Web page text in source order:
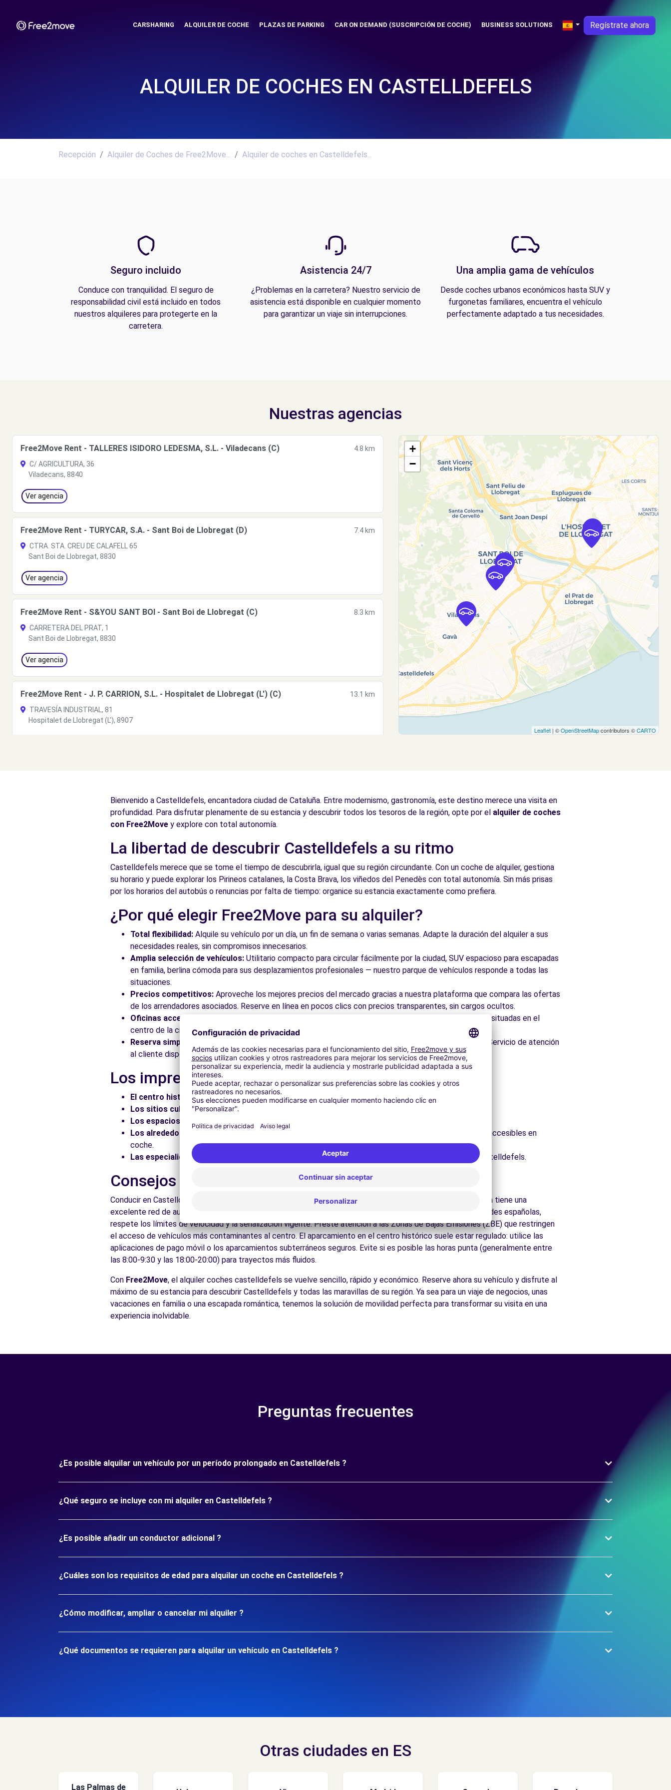
CARSHARING ALQUILER DE COCHE PLAZAS DE PARKING CAR ON DEMAND (SUSCRIPCIÓN DE COCHE) BUSINESS SOLUTIONS Regístrate ahora
ALQUILER DE COCHES EN CASTELLDEFELS
Recepción Alquiler de Coches de Free2Move... Alquiler de coches en Castelldefels...
Seguro incluido
Conduce con tranquilidad. El seguro de
responsabilidad civil está incluido en todos
nuestros alquileres para protegerte en la
carretera.
Asistencia 24/7
¿Problemas en la carretera? Nuestro servicio de
asistencia está disponible en cualquier momento
para garantizar un viaje sin interrupciones.
Una amplia gama de vehículos
Desde coches urbanos económicos hasta SUV y
furgonetas familiares, encuentra el vehículo
perfectamente adaptado a tus necesidades.
Nuestras agencias
Free2Move Rent - TALLERES ISIDORO LEDESMA, S.L. - Viladecans (C)
4.8 km
C/ AGRICULTURA, 36
Viladecans, 8840
Ver agencia
Free2Move Rent - TURYCAR, S.A. - Sant Boi de Llobregat (D)
7.4 km
CTRA. STA. CREU DE CALAFELL 65
Sant Boi de Llobregat, 8830
Ver agencia
Free2Move Rent - S&YOU SANT BOI - Sant Boi de Llobregat (C)
8.3 km
CARRETERA DEL PRAT, 1
Sant Boi de Llobregat, 8830
Ver agencia
Free2Move Rent - J. P. CARRION, S.L. - Hospitalet de Llobregat (L') (C)
13.1 km
TRAVESÍA INDUSTRIAL, 81
Hospitalet de Llobregat (L'), 8907
Hospitalet de Llobregat (L'), 8907
+
−
Leaflet | ©OpenStreetMapcontributors ©CARTO
Bienvenido a Castelldefels, encantadora ciudad de Cataluña. Entre modernismo, gastronomía, este destino merece una visita en
profundidad. Para disfrutar plenamente de su estancia y descubrir todos los tesoros de la región, opte por el alquiler de coches
con Free2Move y explore con total autonomía.
La libertad de descubrir Castelldefels a su ritmo
Castelldefels merece que se tome el tiempo de descubrirla, igual que su región circundante. Con un coche de alquiler, gestiona
su horario y puede explorar los Pirineos catalanes, la Costa Brava, los viñedos del Penedès con total autonomía. Sin más prisas
por los horarios del autobús o renuncias por falta de tiempo: organice su estancia exactamente como prefiera.
¿Por qué elegir Free2Move para su alquiler?
Total flexibilidad: Alquile su vehículo por un día, un fin de semana o varias semanas. Adapte la duración del alquiler a sus
necesidades reales, sin compromisos innecesarios.
Amplia selección de vehículos: Utilitario compacto para circular fácilmente por la ciudad, SUV espacioso para escapadas
en familia, berlina cómoda para sus desplazamientos profesionales — nuestro parque de vehículos responde a todas las
situaciones.
Precios competitivos: Aproveche los mejores precios del mercado gracias a nuestra plataforma que compara las ofertas
de los arrendadores asociados. Reserve en línea en pocos clics con precios transparentes, sin cargos ocultos.
Oficinas accesibles:
Recoja su vehículo en una de nuestras numerosas oficinas asociadas, idealmente situadas en el
centro de la ciudad, en estaciones o cerca de los aeropuertos.
Reserva simplificada:
Nuestra plataforma intuitiva le permite reservar su vehículo en pocos minutos. Servicio de atención
al cliente disponible para responder a todas sus preguntas.
Los imprescindibles de Castelldefels y alrededores
El centro histórico:Pasee por las calles del casco antiguo y descubra su patrimonio arquitectónico.
Los sitios culturales:Visite los museos y monumentos que enriquecen Castelldefels.
Los espacios naturales:
Los alrededores:
Explore los Pirineos catalanes, la Costa Brava, los viñedos del Penedès, fácilmente accesibles en
coche.
Las especialidades locales:
Descubra la gastronomía regional en los restaurantes y mercados de Castelldefels.
Consejos prácticos para conducir en Castelldefels
Conducir en Castelldefels es accesible para todos los conductores con algunos consejos prácticos. la región tiene una
excelente red de autopistas y carreteras que conectan ciudades y zonas naturales Como en todas las ciudades españolas,
respete los límites de velocidad y la señalización vigente. Preste atención a las Zonas de Bajas Emisiones (ZBE) que restringen
el acceso de vehículos más contaminantes al centro. El aparcamiento en el centro histórico suele estar regulado: utilice las
aplicaciones de pago móvil o los aparcamientos subterráneos seguros. Evite si es posible las horas punta (generalmente entre
las 8:00-9:30 y las 18:00-20:00) para trayectos más fluidos.
Con Free2Move, el alquiler coches castelldefels se vuelve sencillo, rápido y económico. Reserve ahora su vehículo y disfrute al
máximo de su estancia para descubrir Castelldefels y todas las maravillas de su región. Ya sea para un viaje de negocios, unas
vacaciones en familia o una escapada romántica, tenemos la solución de movilidad perfecta para transformar su visita en una
experiencia inolvidable.
Preguntas frecuentes
¿Es posible alquilar un vehículo por un período prolongado en Castelldefels ?
¿Qué seguro se incluye con mi alquiler en Castelldefels ?
¿Es posible añadir un conductor adicional ?
¿Cuáles son los requisitos de edad para alquilar un coche en Castelldefels ?
¿Cómo modificar, ampliar o cancelar mi alquiler ?
¿Qué documentos se requieren para alquilar un vehículo en Castelldefels ?
Otras ciudades en ES
Las Palmas de